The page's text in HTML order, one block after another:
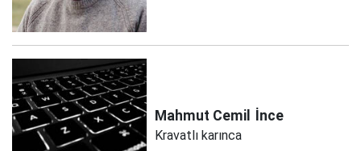
Mahmut Cemil İnce
Kravatlı karınca